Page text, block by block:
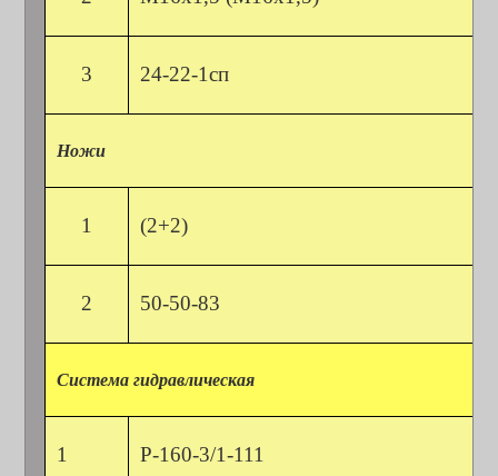
3 24-22-1сп
Ножи
1 (2+2)
2 50-50-83
Система гидравлическая
1 Р-160-3/1-111